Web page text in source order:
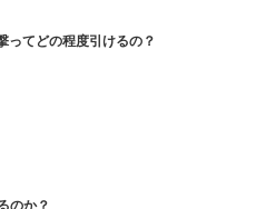
ってどの程度引けるの？
のか？